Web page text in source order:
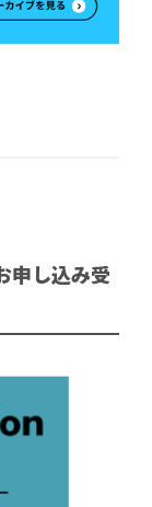
申し込み受